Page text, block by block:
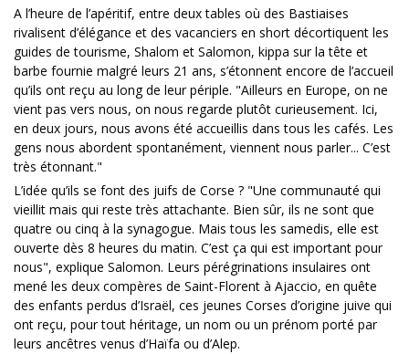
A l’heure de l’apéritif, entre deux tables où des Bastiaises
rivalisent d’élégance et des vacanciers en short décortiquent les
guides de tourisme, Shalom et Salomon, kippa sur la tête et
barbe fournie malgré leurs 21 ans, s’étonnent encore de l’accueil
qu’ils ont reçu au long de leur périple. "Ailleurs en Europe, on ne
vient pas vers nous, on nous regarde plutôt curieusement. Ici,
en deux jours, nous avons été accueillis dans tous les cafés. Les
gens nous abordent spontanément, viennent nous parler... C’est
très étonnant."
L’idée qu’ils se font des juifs de Corse ? "Une communauté qui
vieillit mais qui reste très attachante. Bien sûr, ils ne sont que
quatre ou cinq à la synagogue. Mais tous les samedis, elle est
ouverte dès 8 heures du matin. C’est ça qui est important pour
nous", explique Salomon. Leurs pérégrinations insulaires ont
mené les deux compères de Saint-Florent à Ajaccio, en quête
des enfants perdus d’Israël, ces jeunes Corses d’origine juive qui
ont reçu, pour tout héritage, un nom ou un prénom porté par
leurs ancêtres venus d’Haïfa ou d’Alep.